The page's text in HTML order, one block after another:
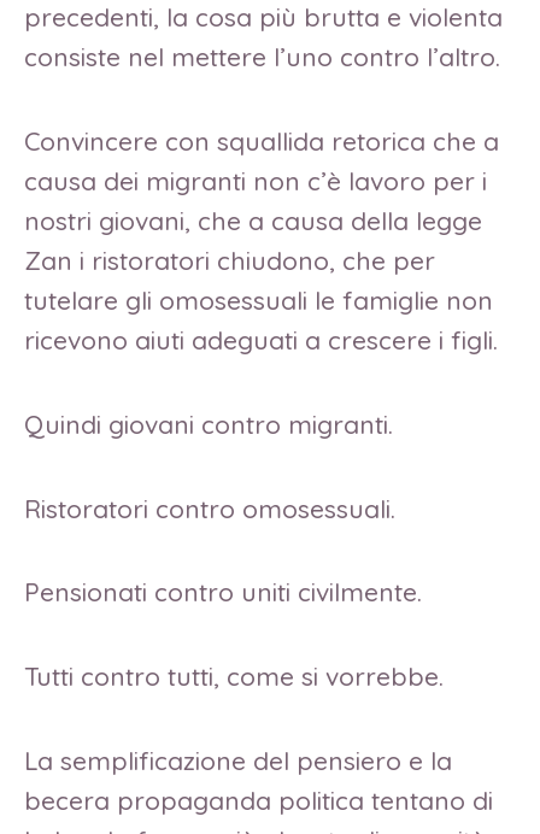
precedenti, la cosa più brutta e violenta
consiste nel mettere l’uno contro l’altro.
Convincere con squallida retorica che a
causa dei migranti non c’è lavoro per i
nostri giovani, che a causa della legge
Zan i ristoratori chiudono, che per
tutelare gli omosessuali le famiglie non
ricevono aiuti adeguati a crescere i figli.
Quindi giovani contro migranti.
Ristoratori contro omosessuali.
Pensionati contro uniti civilmente.
Tutti contro tutti, come si vorrebbe.
La semplificazione del pensiero e la
becera propaganda politica tentano di